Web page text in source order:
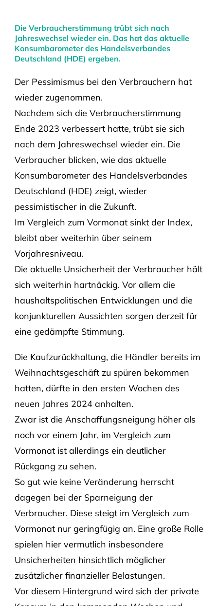
Die Verbraucherstimmung trübt sich nach
Jahreswechsel wieder ein. Das hat das aktuelle
Konsumbarometer des Handelsverbandes
Deutschland (HDE) ergeben.
Der Pessimismus bei den Verbrauchern hat
wieder zugenommen.
Nachdem sich die Verbraucherstimmung
Ende 2023 verbessert hatte, trübt sie sich
nach dem Jahreswechsel wieder ein. Die
Verbraucher blicken, wie das aktuelle
Konsumbarometer des Handelsverbandes
Deutschland (HDE) zeigt, wieder
pessimistischer in die Zukunft.
Im Vergleich zum Vormonat sinkt der Index,
bleibt aber weiterhin über seinem
Vorjahresniveau.
Die aktuelle Unsicherheit der Verbraucher hält
sich weiterhin hartnäckig. Vor allem die
haushaltspolitischen Entwicklungen und die
konjunkturellen Aussichten sorgen derzeit für
eine gedämpfte Stimmung.
Die Kaufzurückhaltung, die Händler bereits im
Weihnachtsgeschäft zu spüren bekommen
hatten, dürfte in den ersten Wochen des
neuen Jahres 2024 anhalten.
Zwar ist die Anschaffungsneigung höher als
noch vor einem Jahr, im Vergleich zum
Vormonat ist allerdings ein deutlicher
Rückgang zu sehen.
So gut wie keine Veränderung herrscht
dagegen bei der Sparneigung der
Verbraucher. Diese steigt im Vergleich zum
Vormonat nur geringfügig an. Eine große Rolle
spielen hier vermutlich insbesondere
Unsicherheiten hinsichtlich möglicher
zusätzlicher finanzieller Belastungen.
Vor diesem Hintergrund wird sich der private